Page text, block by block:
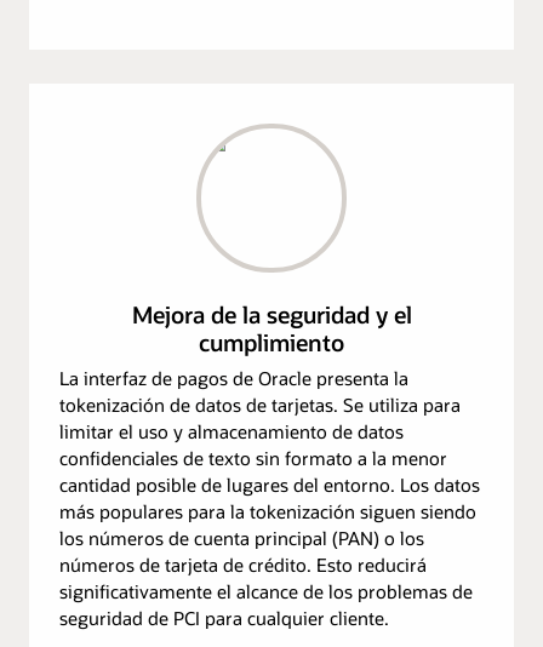
Mejora de la seguridad y el
cumplimiento
La interfaz de pagos de Oracle presenta la
tokenización de datos de tarjetas. Se utiliza para
limitar el uso y almacenamiento de datos
confidenciales de texto sin formato a la menor
cantidad posible de lugares del entorno. Los datos
más populares para la tokenización siguen siendo
los números de cuenta principal (PAN) o los
números de tarjeta de crédito. Esto reducirá
significativamente el alcance de los problemas de
seguridad de PCI para cualquier cliente.